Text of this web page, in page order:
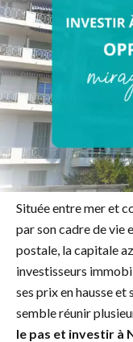
Située entre mer et
par son cadre de vie
postale, la capitale
investisseurs
ses prix en hausse
semble réunir
le pas et investir à